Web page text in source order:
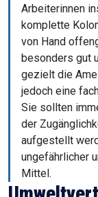
Arbeiterinnen
komplette
von Hand
besonders gut
gezielt die
jedoch eine
Sie sollten
der
aufgestellt
ungefährlicher
Mittel.